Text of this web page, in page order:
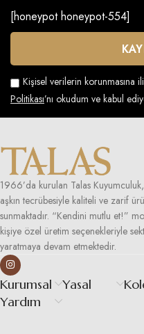
[honeypot honeypot-554]
Kişisel verilerin korunmasına
Politikası’nı okudum ve kabul
1966’da kurulan Talas Kuyumculuk,
aşkın tecrübesiyle kaliteli ve zarif
sunmaktadır. “Kendini mutlu et!”
kişiye özel üretim seçenekleriyle
yaratmaya devam etmektedir.
Kurumsal
Yardım
Yasal